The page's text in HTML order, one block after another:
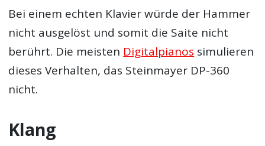
Bei einem echten Klavier würde der Hammer
nicht ausgelöst und somit die Saite nicht
berührt. Die meisten Digitalpianos simulieren
dieses Verhalten, das Steinmayer DP-360
nicht.
Klang